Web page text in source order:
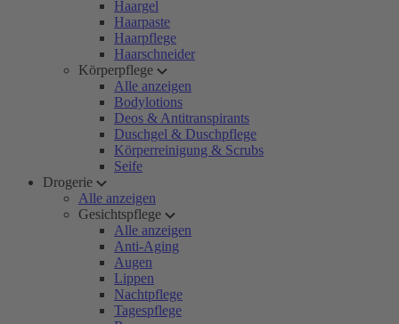
Haargel
Haarpaste
Haarpflege
Haarschneider
Körperpflege
Alle anzeigen
Bodylotions
Deos & Antitranspirants
Duschgel & Duschpflege
Körperreinigung & Scrubs
Seife
Drogerie
Alle anzeigen
Gesichtspflege
Alle anzeigen
Anti-Aging
Augen
Lippen
Nachtpflege
Tagespflege